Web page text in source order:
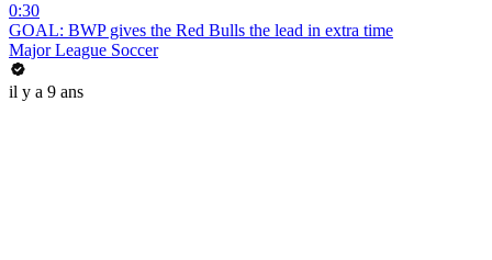
0:30
GOAL: BWP gives the Red Bulls the lead in extra time
Major League Soccer
il y a 9 ans